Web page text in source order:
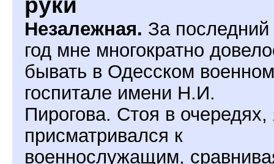
руки
Незалежная. За последний
год мне многократно
бывать в Одесском военном
госпитале имени Н.И.
Пирогова. Стоя в очередях,
присматривался к
военнослужащим,